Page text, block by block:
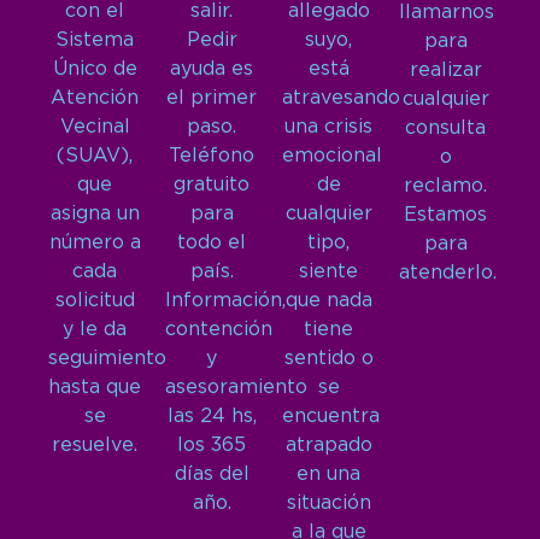
con el
Sistema
Único de
Atención
Vecinal
(SUAV),
que
asigna un
número a
cada
solicitud
y le da
seguimiento
hasta que
se
resuelve.
salir.
Pedir
ayuda es
el primer
paso.
Teléfono
gratuito
para
todo el
país.
Información,
contención
y
asesoramiento
las 24 hs,
los 365
días del
año.
allegado
suyo,
está
atravesando
una crisis
emocional
de
cualquier
tipo,
siente
que nada
tiene
sentido o
se
encuentra
atrapado
en una
situación
a la que
llamarnos
para
realizar
cualquier
consulta
o
reclamo.
Estamos
para
atenderlo.